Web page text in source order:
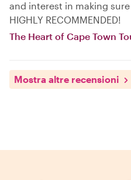
and interest in making
HIGHLY RECOMMENDED!
The Heart of Cape Town
Mostra altre recensioni